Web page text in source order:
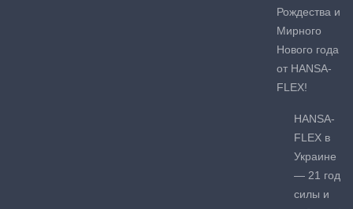
Рождества и
Мирного
Нового года
от HANSA-
FLEX!
HANSA-
FLEX в
Украине
— 21 год
силы и